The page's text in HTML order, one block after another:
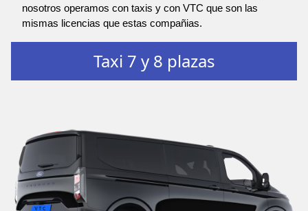
nosotros operamos con taxis y con VTC que son las
mismas licencias que estas compañias.
Taxi 7 y 8 plazas